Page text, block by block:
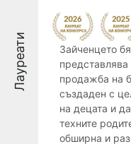
Лауреати
Зайченцето
продажба на
създаден с
на децата и
техните
обширна и